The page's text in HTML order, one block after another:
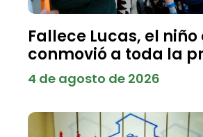
Fallece Lucas, el niño
conmovió a toda la
4 de agosto de 2026